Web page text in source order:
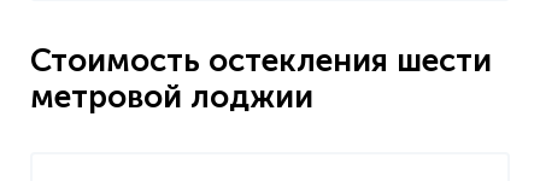
Стоимость остекления шести
метровой лоджии